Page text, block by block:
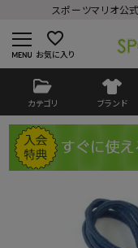
スポーツマリオ
favorite_border
お気に入り
カテゴリ ブランド
ようこそ ゲスト 様